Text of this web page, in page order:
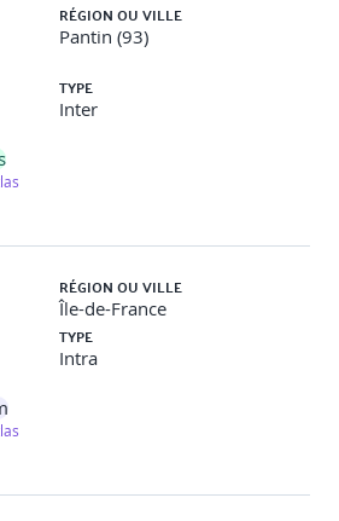
dont on a besoin / Former vs
Practices)
RÉGION OU VILLE
Pantin (93)
TYPE
Inter
RÉGION OU VILLE
Île-de-France
TYPE
Intra